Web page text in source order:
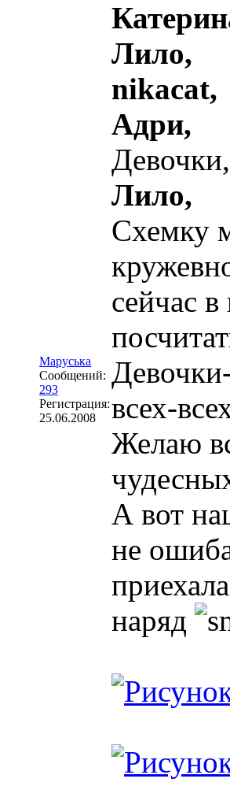
Маруська
Сообщений:
293
Регистрация:
25.06.2008
Лило,
nikacat,
Адри,
Лило,
Схемку
сейчас
всех-
Желаю
А вот
не
наряд